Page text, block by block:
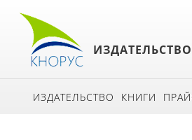
ИЗДАТЕЛЬСТВО КНИГИ